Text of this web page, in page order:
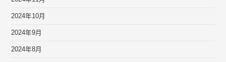
2024年10月
2024年9月
2024年8月